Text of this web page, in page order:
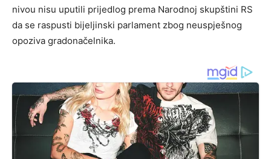
nivou nisu uputili prijedlog prema Narodnoj skupštini RS
da se raspusti bijeljinski parlament zbog neuspješnog
opoziva gradonačelnika.